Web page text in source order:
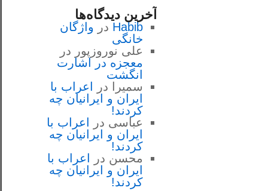
آخرین دیدگاه‌ها
Habib در واژگان
خانگی
علی نوروزپور در
معجزه در اشارت
انگشت
سمیرا
در
اعراب با
ايران و ايرانيان چه
كردند!
عباسی در
اعراب با
ايران و ايرانيان چه
كردند!
محسن در
اعراب با
ايران و ايرانيان چه
كردند!